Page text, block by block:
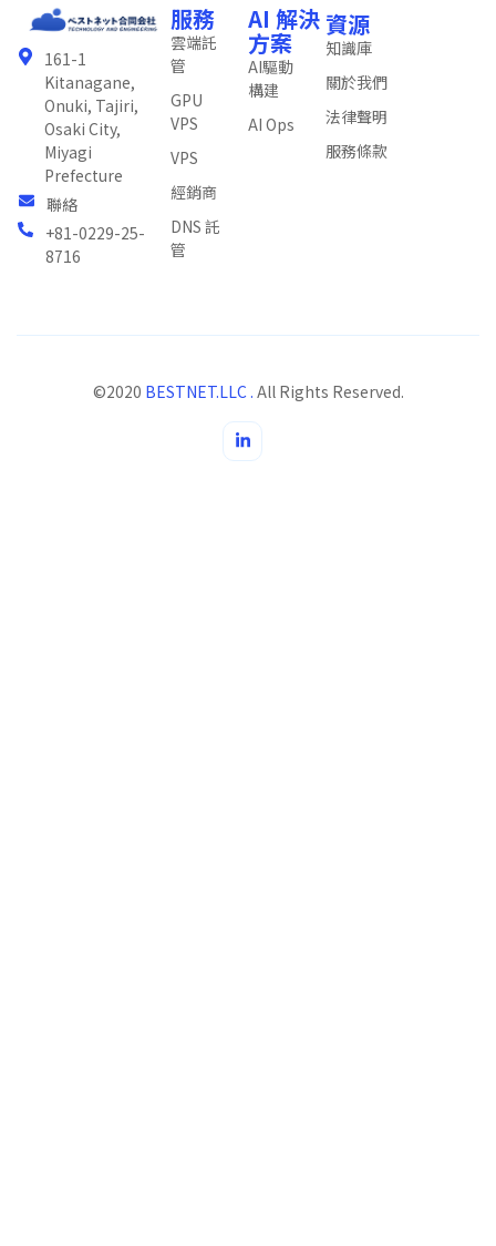
161-1
Kitanagane,
Onuki, Tajiri,
Osaki City,
Miyagi
Prefecture
聯絡
+81-0229-25-
8716
服務
雲端託
管
GPU
VPS
VPS
經銷商
DNS 託
管
AI 解決
方案
AI驅動
構建
AI Ops
資源
知識庫
關於我們
法律聲明
服務條款
©2020 BESTNET.LLC . All Rights Reserved.